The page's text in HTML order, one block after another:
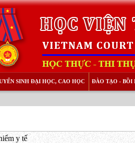
SINH ĐẠI HỌC, CAO HỌC ĐÀO TẠO - BỒI
y tế